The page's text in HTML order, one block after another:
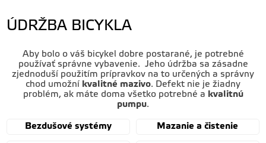
ÚDRŽBA BICYKLA
Aby bolo o váš bicykel dobre postarané, je potrebné
používať správne vybavenie. Jeho údržba sa zásadne
zjednoduší použitím prípravkov na to určených a správny
chod umožní kvalitné mazivo. Defekt nie je žiadny
problém, ak máte doma všetko potrebné a kvalitnú
pumpu.
Bezdušové systémy Mazanie a čistenie